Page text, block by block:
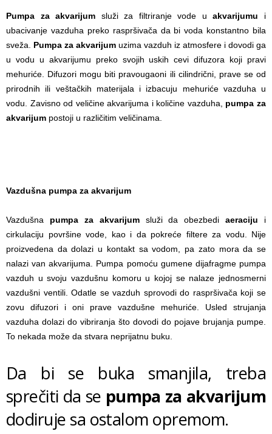
Pumpa za akvarijum služi za filtriranje vode uakvarijumu i
ubacivanje vazduha preko raspršivača da bi voda konstantno bila
sveža. Pumpa za akvarijum uzima vazduh iz atmosfere i dovodi ga
u vodu u akvarijumu preko svojih uskih cevi difuzora koji pravi
mehuriće. Difuzori mogu biti pravougaoni ili cilindrični, prave se od
prirodnih ili veštačkih materijala i izbacuju mehuriće vazduha u
vodu. Zavisno od veličine akvarijuma i količine vazduha, pumpa za
akvarijum postoji u različitim veličinama.
Vazdušna pumpa za akvarijum
Vazdušna pumpa za akvarijumsluži da obezbediaeraciju i
cirkulaciju površine vode, kao i da pokreće filtere za vodu. Nije
proizvedena da dolazi u kontakt sa vodom, pa zato mora da se
nalazi van akvarijuma. Pumpa pomoću gumene dijafragme pumpa
vazduh u svoju vazdušnu komoru u kojoj se nalaze jednosmerni
vazdušni ventili. Odatle se vazduh sprovodi do raspršivača koji se
zovu difuzori i oni prave vazdušne mehuriće. Usled strujanja
vazduha dolazi do vibriranja što dovodi do pojave brujanja pumpe.
To nekada može da stvara neprijatnu buku.
Da bi se buka smanjila, treba
sprečiti da se pumpa za akvarijum
dodiruje sa ostalom opremom.